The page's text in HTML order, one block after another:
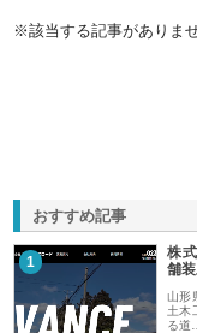
※該当する記事がありま
おすすめ記事
1
株
舗
山形
土木
る道…